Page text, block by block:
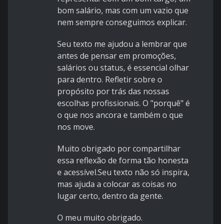
bom salário, mas com um vazio que
nem sempre conseguimos explicar.
Seu texto me ajudou a lembrar que
antes de pensar em promoções,
salários ou status, é essencial olhar
para dentro. Refletir sobre o
propósito por trás das nossas
escolhas profissionais. O "porquê" é
o que nos ancora e também o que
nos move.
Muito obrigado por compartilhar
essa reflexão de forma tão honesta
e acessível.Seu texto não só inspira,
mas ajuda a colocar as coisas no
lugar certo, dentro da gente.
O meu muito obrigado.